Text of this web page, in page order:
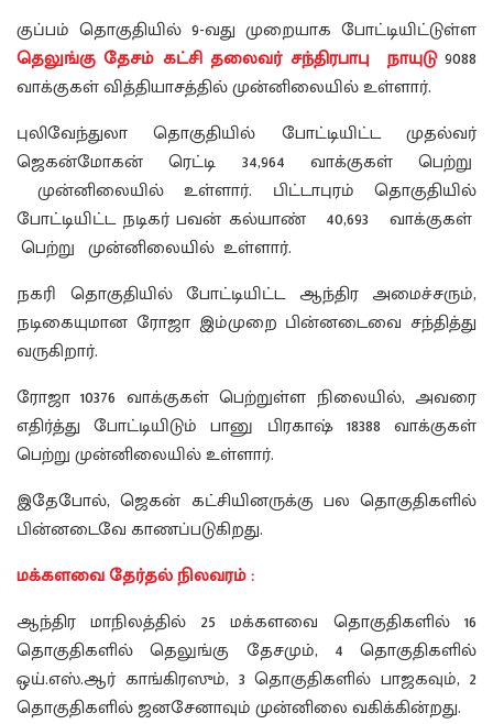
குப்பம் தொகுதியில் 9-வது முறையாக போட்டியிட்டுள்ள
தெலுங்கு தேசம் கட்சி தலைவர் சந்திரபாபு நாயுடு9088
வாக்குகள் வித்தியாசத்தில் முன்னிலையில் உள்ளார்.
புலிவேந்துலா தொகுதியில் போட்டியிட்ட முதல்வர்
ஜெகன்மோகன் ரெட்டி 34,964 வாக்குகள் பெற்று
முன்னிலையில் உள்ளார். பிட்டாபுரம் தொகுதியில்
போட்டியிட்ட நடிகர் பவன் கல்யாண் 40,693 வாக்குகள்
பெற்று முன்னிலையில் உள்ளார்.
நகரி தொகுதியில் போட்டியிட்ட ஆந்திர அமைச்சரும்,
நடிகையுமான ரோஜா இம்முறை பின்னடைவை சந்தித்து
வருகிறார்.
ரோஜா 10376 வாக்குகள் பெற்றுள்ள நிலையில், அவரை
எதிர்த்து போட்டியிடும் பானு பிரகாஷ் 18388 வாக்குகள்
பெற்று முன்னிலையில் உள்ளார்.
இதேபோல், ஜெகன் கட்சியினருக்கு பல தொகுதிகளில்
பின்னடைவே காணப்படுகிறது.
மக்களவை தேர்தல் நிலவரம் :
ஆந்திர மாநிலத்தில் 25 மக்களவை தொகுதிகளில் 16
தொகுதிகளில் தெலுங்கு தேசமும், 4 தொகுதிகளில்
ஒய்.எஸ்.ஆர் காங்கிரஸும், 3 தொகுதிகளில் பாஜகவும், 2
தொகுதிகளில் ஜனசேனாவும் முன்னிலை வகிக்கின்றது.